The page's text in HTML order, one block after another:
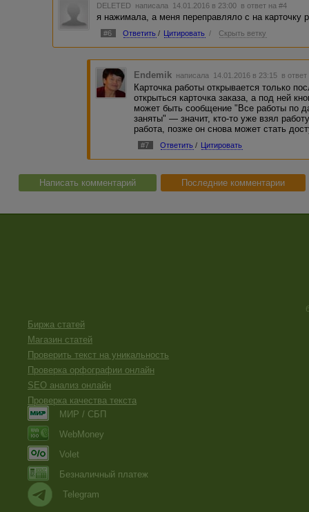
DELETED написала 14.01.2016 в 23:00 в ответ на #4
я нажимала, а меня переправляло с на карточку
#6 Ответить / Цитировать / Скрыть ветку
Endemik написала 14.01.2016 в 23:15 в
Карточка работы открывается только
открыться карточка заказа, а под ней
может быть сообщение "Все работы по
заняты" — значит, кто-то уже взял
работа, позже он снова может стать
#7 Ответить / Цитировать
Написать комментарий Последние комментарии
Биржа статей
Магазин статей
Проверить текст на уникальность
Проверка орфографии онлайн
SEO анализ онлайн
Проверка качества текста
МИР / СБП
WebMoney
Volet
Безналичный платеж
Telegram